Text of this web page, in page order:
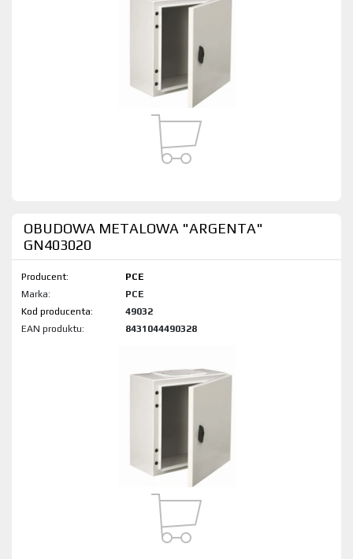
OBUDOWA METALOWA "ARGENTA"
GN403020
Producent:
PCE
Marka:
PCE
Kod produktu:
49032
EAN produktu:
8431044490328